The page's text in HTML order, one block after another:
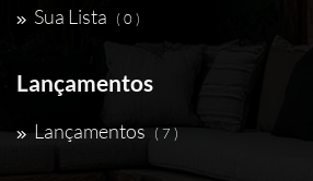
Sua Lista ( 0 )
Lançamentos
Lançamentos ( 7 )